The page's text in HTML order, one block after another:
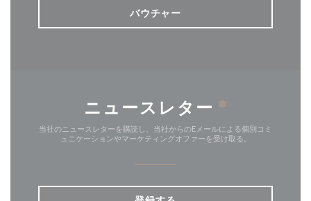
バウチャー
ニュースレター *
当社のニュースレターを購読し、当社からのEメールによる個別コミ
ュニケーションやマーケティングオファーを受け取る。